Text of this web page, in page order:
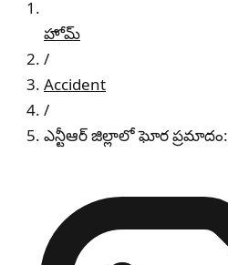
హోమ్
/
Accident
/
ఎన్టీఆర్ జిల్లాలో ఘోర ప్రమాదం: